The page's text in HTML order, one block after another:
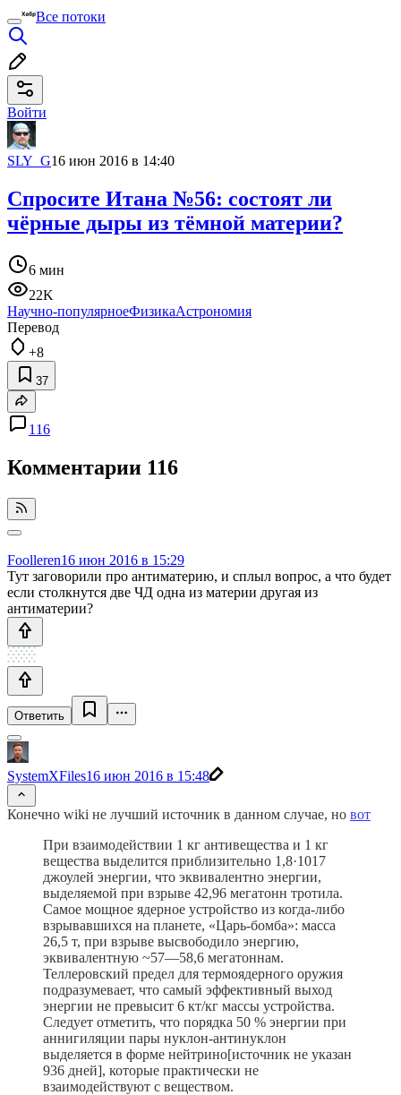
Все потоки
Войти
SLY_G16 июн 2016 в 14:40
Спросите Итана №56: состоят ли
чёрные дыры из тёмной материи?
6 мин
22K
Научно-популярноеФизикаАстрономия
Перевод
+8
37
116
Комментарии 116
Foolleren16 июн 2016 в 15:29
Тут заговорили про антиматерию, и сплыл вопрос, а что будет
если столкнутся две ЧД одна из материи другая из
антиматерии?
Ответить
SystemXFiles16 июн 2016 в 15:48
Конечно wiki не лучший источник в данном случае, но вот
При взаимодействии 1 кг антивещества и 1 кг
вещества выделится приблизительно 1,8·1017
джоулей энергии, что эквивалентно энергии,
выделяемой при взрыве 42,96 мегатонн тротила.
Самое мощное ядерное устройство из когда-либо
взрывавшихся на планете, «Царь-бомба»: масса
26,5 т, при взрыве высвободило энергию,
эквивалентную ~57—58,6 мегатоннам.
Теллеровский предел для термоядерного оружия
подразумевает, что самый эффективный выход
энергии не превысит 6 кт/кг массы устройства.
Следует отметить, что порядка 50 % энергии при
аннигиляции пары нуклон-антинуклон
выделяется в форме нейтрино[источник не указан
936 дней], которые практически не
взаимодействуют с веществом.